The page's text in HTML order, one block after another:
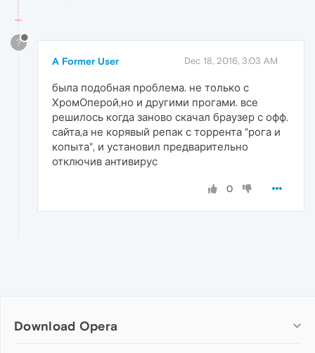
?
A Former User Dec 18, 2016, 3:03 AM
была подобная проблема. не только с
ХромОперой,но и другими прогами. все
решилось когда заново скачал браузер с офф.
сайта,а не корявый репак с торрента "рога и
копыта", и установил предварительно
отключив антивирус
0
Download Opera